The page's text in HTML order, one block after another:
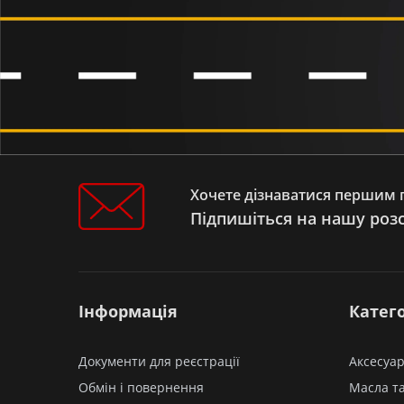
22D)
FIT/DINGO/DINGO XL MT 110/125
Мопед FORTE DELTA FT 110
Мопед FORTE ALFA FT 110/125
Мопед 50/70/110/125
Мопед SPARK ALPHA SP 110/125
Квадроцикл ATV SHINERAY HARDY
Квадроцикл ATV SHARX 200
Квадроцикл ATV ORIX 125/150
Квадроцикл ATV ODES TERRAIN
Хочете дізнаватися першим
Підпишіться на нашу
Інформація
Документи для реєстрації
Обмін і повернення
Масла